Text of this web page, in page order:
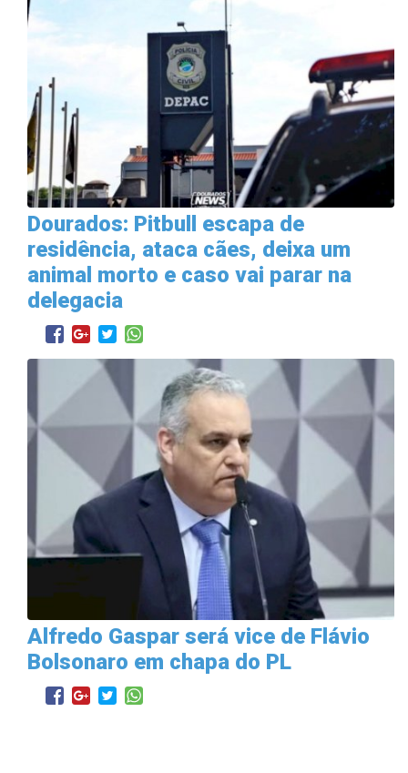
Dourados: Pitbull escapa de
residência, ataca cães, deixa um
animal morto e caso vai parar na
delegacia
Alfredo Gaspar será vice de Flávio
Bolsonaro em chapa do PL